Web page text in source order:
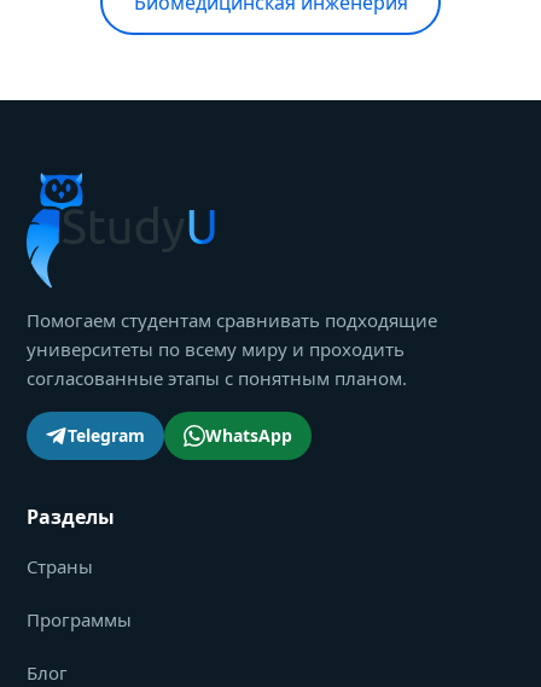
Помогаем студентам сравнивать подходящие
университеты по всему миру и проходить
согласованные этапы с понятным планом.
Telegram WhatsApp
Разделы
Страны
Программы
Блог